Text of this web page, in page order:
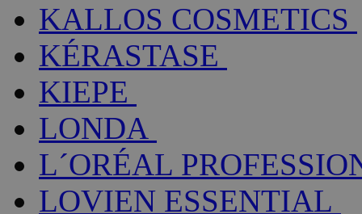
KALLOS COSMETICS
KÉRASTASE
KIEPE
LONDA
L´ORÉAL
LOVIEN ESSENTIAL